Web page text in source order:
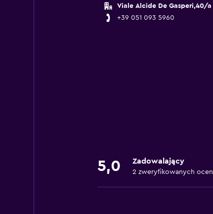
Viale Alcide De Gasperi,40/a
+39 051 093 5960
5,0 Zadowalający
2 zweryfikowanych ocen